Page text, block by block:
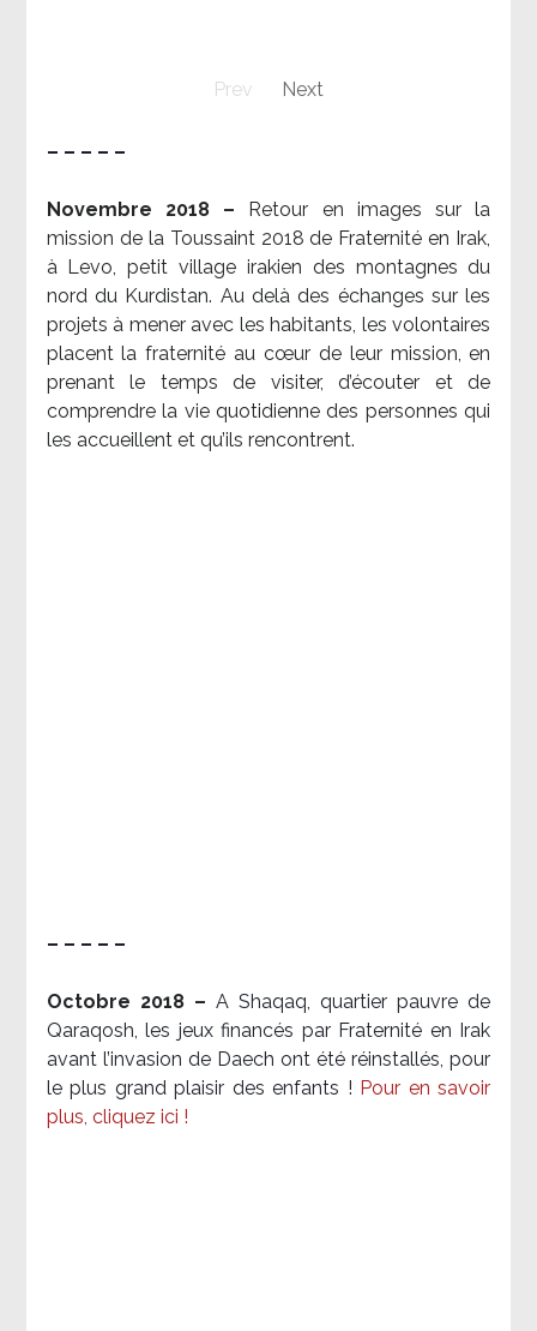
Prev Next
– – – – –
Novembre 2018 –
Retour en images sur la
mission de la Toussaint 2018 de Fraternité en Irak,
à Levo, petit village irakien des montagnes du
nord du Kurdistan. Au delà des échanges sur les
projets à mener avec les habitants, les volontaires
placent la fraternité au cœur de leur mission, en
prenant le temps de visiter, d’écouter et de
comprendre la vie quotidienne des personnes qui
les accueillent et qu’ils rencontrent.
– – – – –
Octobre 2018 – A Shaqaq, quartier pauvre de
Qaraqosh, les jeux financés par Fraternité en Irak​
avant l’invasion de Daech ont été réinstallés, pour
le plus grand plaisir des enfants ! Pour en savoir
plus, cliquez ici !